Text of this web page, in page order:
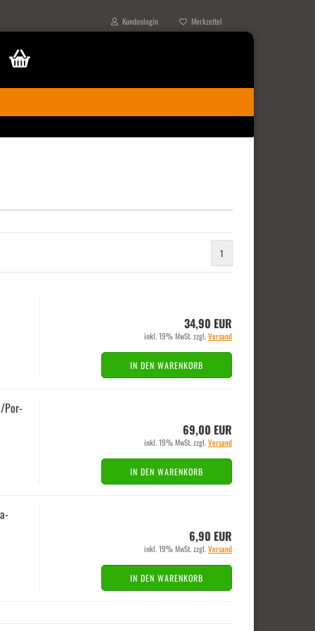
Kundenlogin Merkzettel
1
34,90 EUR
inkl. 19% MwSt. zzgl.Versand
IN DEN WARENKORB
Por­
69,00 EUR
inkl. 19% MwSt. zzgl.Versand
IN DEN WARENKORB
6,90 EUR
inkl. 19% MwSt. zzgl.Versand
IN DEN WARENKORB